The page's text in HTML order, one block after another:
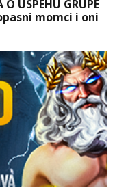
USPEHU GRUPE
momci i oni